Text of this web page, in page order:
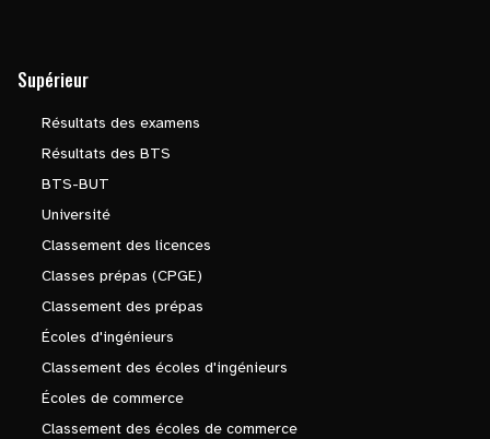
Supérieur
Résultats des examens
Résultats des BTS
BTS-BUT
Université
Classement des licences
Classes prépas (CPGE)
Classement des prépas
Écoles d'ingénieurs
Classement des écoles d'ingénieurs
Écoles de commerce
Classement des écoles de commerce